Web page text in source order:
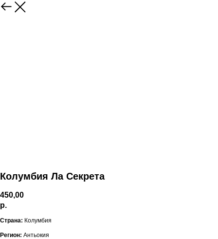
Колумбия Ла Секрета
450,00
р.
Страна: Колумбия
Регион: Антьокия